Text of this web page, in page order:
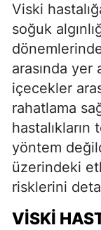
Viski
soğuk
arasında yer
içecekler
rahatlama
yöntem
üzerindeki
risklerini
VISKI